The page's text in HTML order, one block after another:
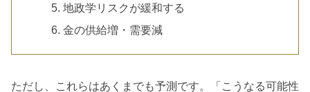
地政学リスクが緩和する
金の供給増・需要減
ただし、これらはあくまでも予測です。「こうなる可能性